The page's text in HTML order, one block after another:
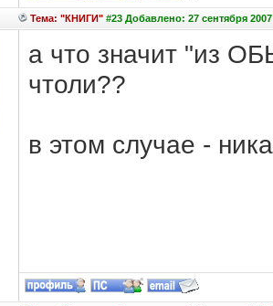
Тема: "КНИГИ"#23 Добавлено: 27 сентября 2007
а что значит "из
чтоли??
в этом случае -